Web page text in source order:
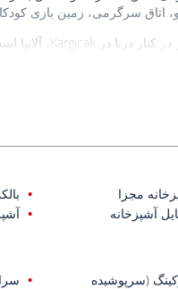
اتاق سرگرمی، زمین بازی
مجزا
آشپزخانه
(سرپوشیده